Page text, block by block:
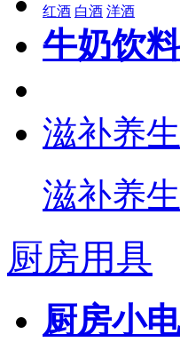
红酒 白酒 洋酒
牛奶饮料
滋补养
滋补养
厨房用具
厨房小电